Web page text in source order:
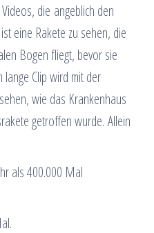
die angeblich den
eine Rakete zu sehen, die
Bogen fliegt, bevor sie
lange Clip wird mit der
wie das Krankenhaus
getroffen wurde. Allein
als 400.000 Mal